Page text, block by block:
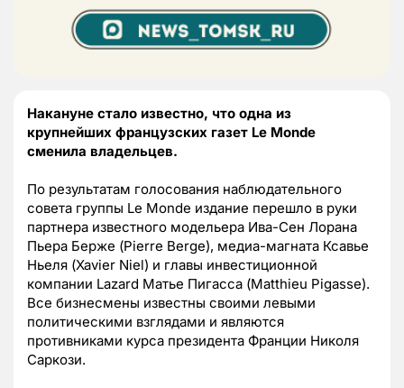
Накануне стало известно, что одна из
крупнейших французских газет Le Monde
сменила владельцев.
По результатам голосования наблюдательного
совета группы Le Monde издание перешло в руки
партнера известного модельера Ива-Сен Лорана
Пьера Берже (Pierre Berge), медиа-магната Ксавье
Ньеля (Xavier Niel) и главы инвестиционной
компании Lazard Матье Пигасса (Matthieu Pigasse).
Все бизнесмены известны своими левыми
политическими взглядами и являются
противниками курса президента Франции Николя
Саркози.